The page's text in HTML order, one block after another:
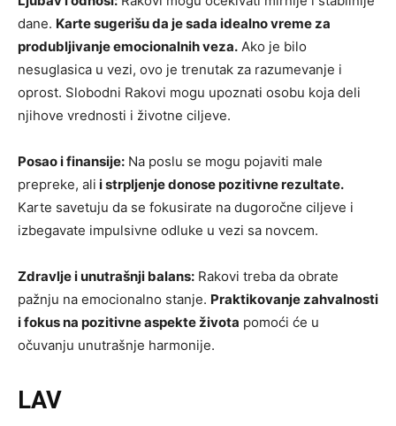
dane. Karte sugerišu da je sada idealno vreme za
produbljivanje emocionalnih veza. Ako je bilo
nesuglasica u vezi, ovo je trenutak za razumevanje i
oprost. Slobodni Rakovi mogu upoznati osobu koja deli
njihove vrednosti i životne ciljeve.
Posao i finansije: Na poslu se mogu pojaviti male
prepreke, ali i strpljenje donose pozitivne rezultate.
Karte savetuju da se fokusirate na dugoročne ciljeve i
izbegavate impulsivne odluke u vezi sa novcem.
Zdravlje i unutrašnji balans: Rakovi treba da obrate
pažnju na emocionalno stanje. Praktikovanje zahvalnosti
i fokus na pozitivne aspekte života pomoći će u
očuvanju unutrašnje harmonije.
LAV